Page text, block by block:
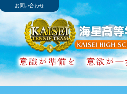
お問い合わせ
ホーム
ブログ
歴代主将・戦績